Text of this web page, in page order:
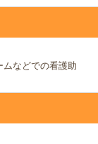
などでの看護助